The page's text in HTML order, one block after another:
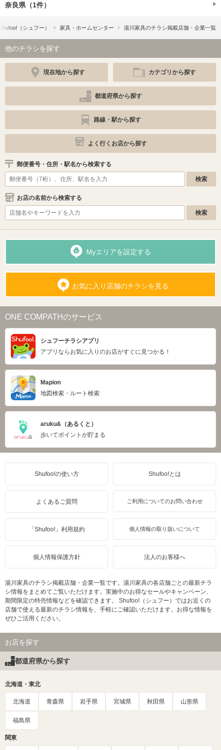
奈良県（1件）
（シュフー） 家具・ホームセンター 湯川家具のチラシ掲載店舗・企業一覧
他のチラシを探す
現在地から探す カテゴリから探す
都道府県から探す
路線・駅から探す
よく行くお店から探す
郵便番号・住所・駅名から検索する
お店の名前から検索する
Myエリアを設定する
お気に入り店舗のチラシを見る
ONE COMPATHのサービス
シュフーチラシアプリ
アプリならお気に入りのお店がすぐに見つかる！
Mapion
地図検索・ルート検索
aruku&（あるくと）
歩いてポイントが貯まる
Shufoo!の使い方 Shufoo!とは
よくあるご質問 ご利用についてのお問い合わせ
「Shufoo!」利用規約 個人情報の取り扱いについて
個人情報保護方針 法人のお客様へ
湯川家具のチラシ掲載店舗・企業一覧です。湯川家具の各店舗ごとの最新チラ
シ情報をまとめてご覧いただけます。実施中のお得なセールやキャンペーン、
期間限定の特売情報などを確認できます。 Shufoo!（シュフー）ではお近くの
店舗で使える最新のチラシ情報を、手軽にご確認いただけます。お得な情報を
ぜひご活用ください。
お店を探す
都道府県から探す
北海道・東北
北海道 青森県 岩手県 宮城県 秋田県 山形県
福島県
関東